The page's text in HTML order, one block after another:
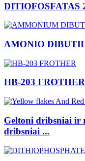
DITIOFOSFATAS
AMONIO
HB-203 FROTHER
Geltoni dribsniai ir
dribsniai ...